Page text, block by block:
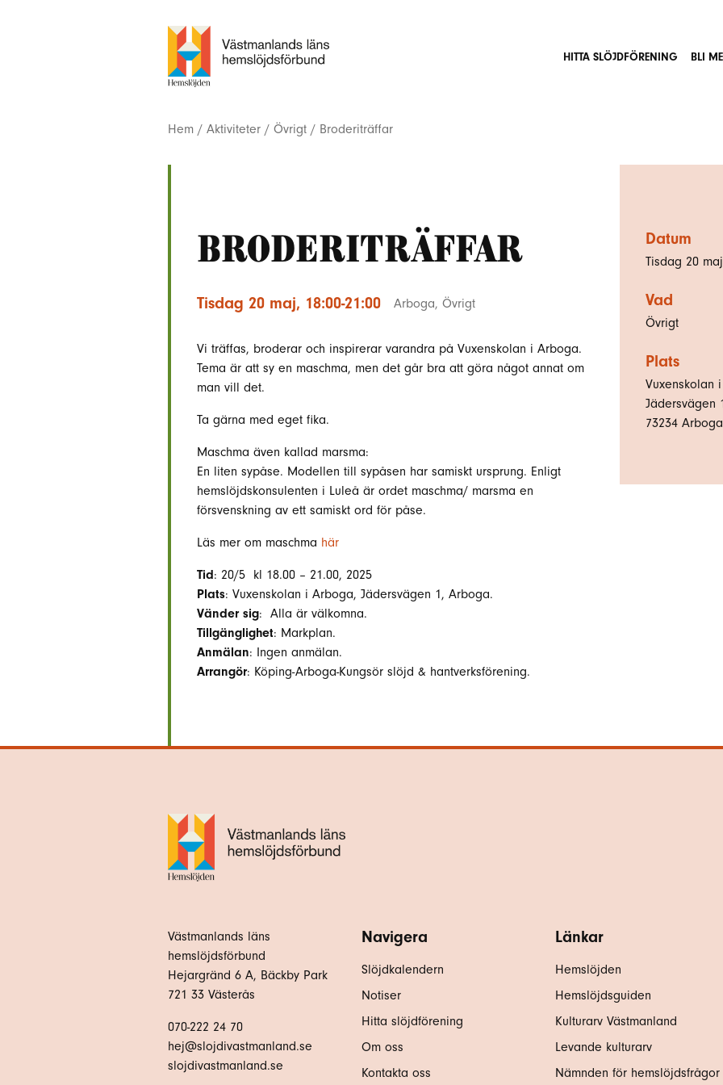
HITTA SLÖJDFÖRENING BLI
Hem / Aktiviteter / Övrigt / Broderiträffar
Broderiträffar
Tisdag 20 maj, 18:00-21:00 Arboga, Övrigt
Vi träffas, broderar och inspirerar varandra på Vuxenskolan i Arboga.
Tema är att sy en maschma, men det går bra att göra något annat om
man vill det.
Ta gärna med eget fika.
Maschma även kallad marsma:
En liten sypåse. Modellen till sypåsen har samiskt ursprung. Enligt
hemslöjdskonsulenten i Luleå är ordet maschma/ marsma en
försvenskning av ett samiskt ord för påse.
Läs mer om maschma här
Tid: 20/5 kl 18.00 – 21.00, 2025
Plats: Vuxenskolan i Arboga, Jädersvägen 1, Arboga.
Vänder sig: Alla är välkomna.
Tillgänglighet: Markplan.
Anmälan: Ingen anmälan.
Arrangör: Köping-Arboga-Kungsör slöjd & hantverksförening.
Datum
Tisdag 20
Vad
Övrigt
Plats
Vuxenskolan
Jädersvägen
73234 Arboga
Västmanlands läns
hemslöjdsförbund
Hejargränd 6 A, Bäckby Park
721 33 Västerås
070-222 24 70
hej@slojdivastmanland.se
slojdivastmanland.se
Navigera
Slöjdkalendern
Notiser
Hitta slöjdförening
Om oss
Kontakta oss
Länkar
Hemslöjden
Hemslöjdsguiden
Kulturarv Västmanland
Levande kulturarv
Nämnden för hemslöjdsfrågor